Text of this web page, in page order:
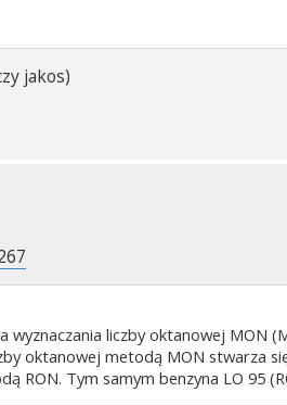
jakos)
wyznaczania liczby oktanowej
oktanowej metodą MON stwarza
RON. Tym samym benzyna LO 95